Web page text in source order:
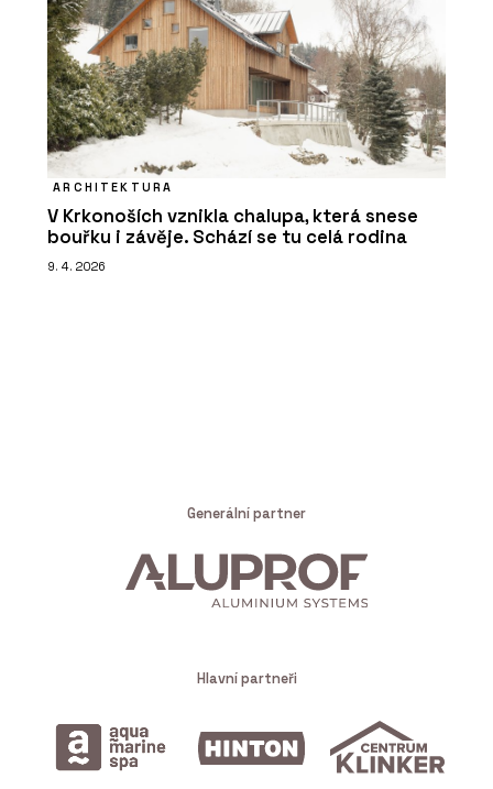
ARCHITEKTURA
V Krkonoších vznikla chalupa, která snese
bouřku i závěje. Schází se tu celá rodina
9. 4. 2026
Generální partner
Hlavní partneři